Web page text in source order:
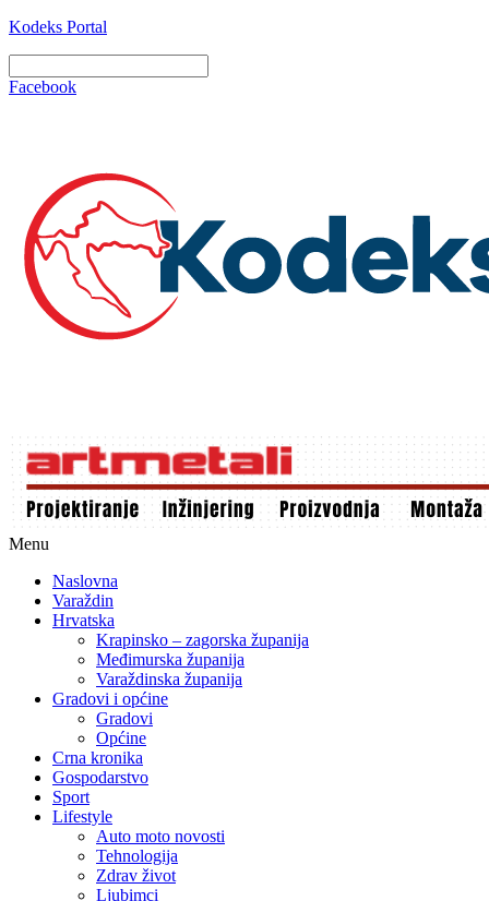
Kodeks Portal
Facebook
Menu
Naslovna
Varaždin
Hrvatska
Krapinsko – zagorska županija
Međimurska županija
Varaždinska županija
Gradovi i općine
Gradovi
Općine
Crna kronika
Gospodarstvo
Sport
Lifestyle
Auto moto novosti
Tehnologija
Zdrav život
Ljubimci